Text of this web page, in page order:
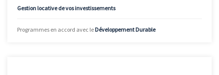
Gestion locative de vos investissements
Programmes en accord avec le Développement Durable